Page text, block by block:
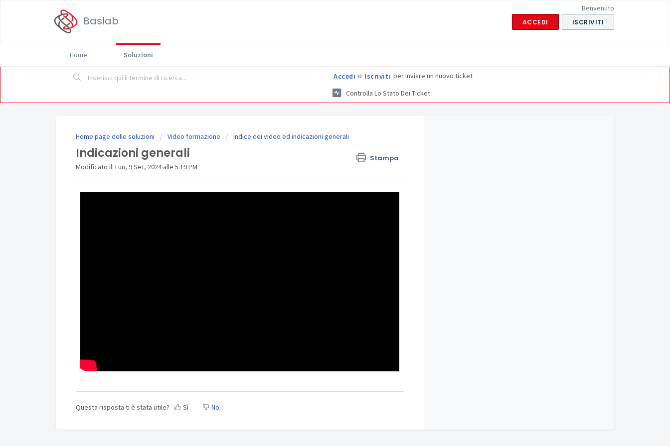
Baslab
Benvenuto
ACCEDI ISCRIVITI
Home Soluzioni
Accedi o Iscriviti per inviare un nuovo ticket
Controlla Lo Stato Dei Ticket
Home page delle soluzioni Video formazione Indice dei video ed indicazioni generali
Indicazioni generali Stampa
Modificato il: Lun, 9 Set, 2024 alle 5:19 PM
Questa risposta ti è stata utile? Sì No